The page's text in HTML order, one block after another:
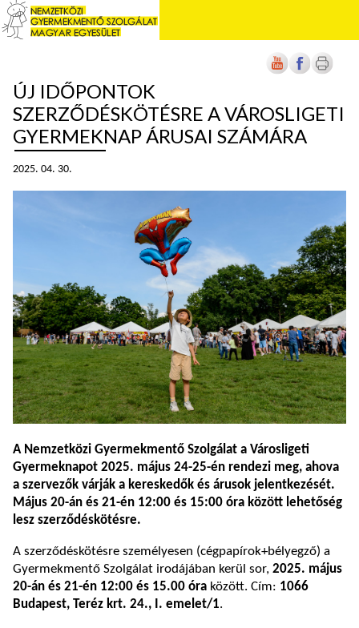
ÚJ IDŐPONTOK
SZERZŐDÉSKÖTÉSRE A VÁROSLIGETI
GYERMEKNAP ÁRUSAI SZÁMÁRA
2025. 04. 30.
A Nemzetközi Gyermekmentő Szolgálat a Városligeti
Gyermeknapot 2025. május 24-25-én rendezi meg, ahova
a szervezők várják a kereskedők és árusok jelentkezését.
Május 20-án és 21-én 12:00 és 15:00 óra között lehetőség
lesz szerződéskötésre.
A szerződéskötésre személyesen (cégpapírok+bélyegző) a
Gyermekmentő Szolgálat irodájában kerül sor, 2025. május
20-án és 21-én 12:00 és 15.00 óra között. Cím: 1066
Budapest, Teréz krt. 24., I. emelet/1.